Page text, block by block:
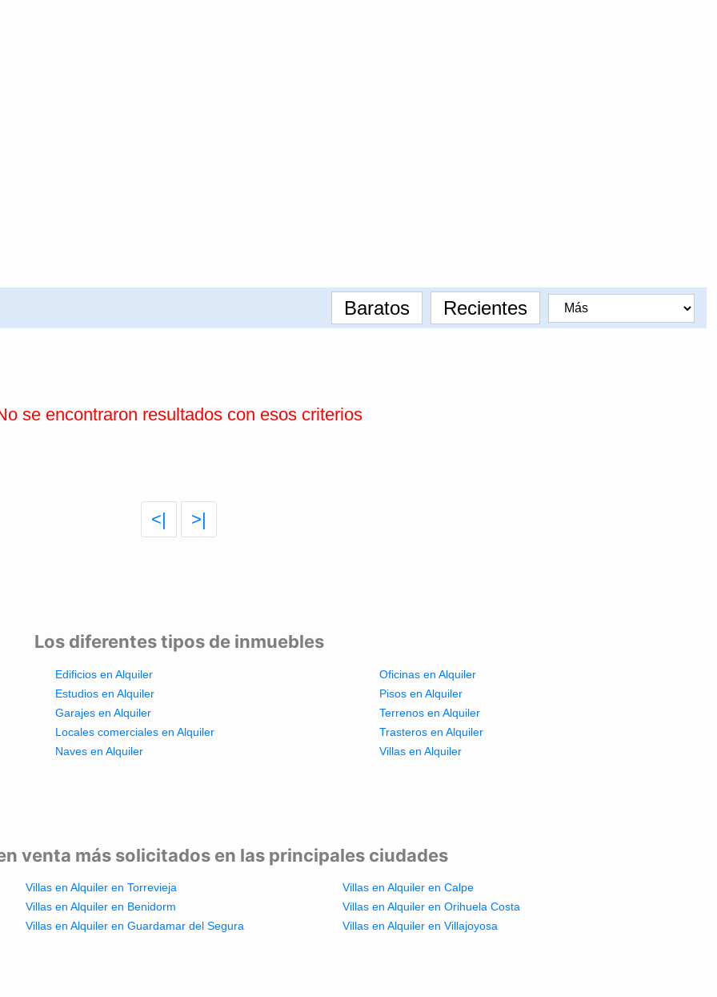
Baratos Recientes
se encontraron resultados con esos criterios
<| >|
Los diferentes tipos de inmuebles
Edificios en Alquiler
Estudios en Alquiler
Garajes en Alquiler
Locales comerciales en Alquiler
Naves en Alquiler
Oficinas en Alquiler
Pisos en Alquiler
Terrenos en Alquiler
Trasteros en Alquiler
Villas en Alquiler
venta más solicitados en las principales ciudades
Villas en Alquiler en Torrevieja
Villas en Alquiler en Benidorm
Villas en Alquiler en Guardamar del Segura
Villas en Alquiler en Calpe
Villas en Alquiler en Orihuela Costa
Villas en Alquiler en Villajoyosa